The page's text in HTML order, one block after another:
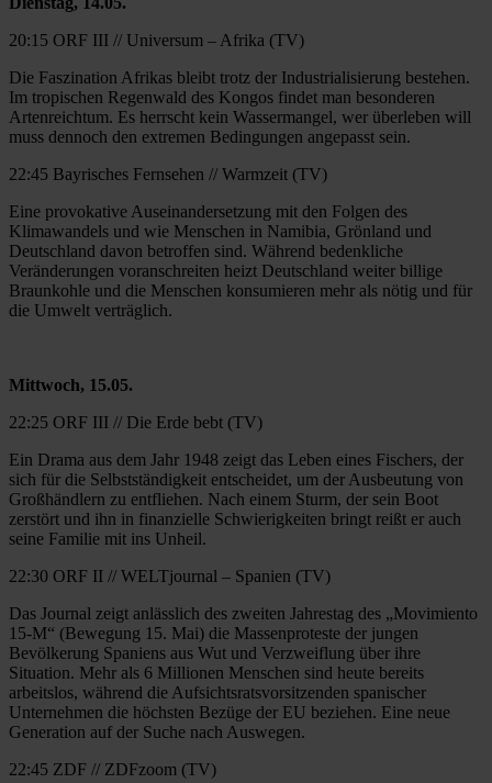
20:15 ORF III // Universum – Afrika (TV)
Die Faszination Afrikas bleibt trotz der Industrialisierung bestehen.
Im tropischen Regenwald des Kongos findet man besonderen
Artenreichtum. Es herrscht kein Wassermangel, wer überleben will
muss dennoch den extremen Bedingungen angepasst sein.
22:45 Bayrisches Fernsehen // Warmzeit (TV)
Eine provokative Auseinandersetzung mit den Folgen des
Klimawandels und wie Menschen in Namibia, Grönland und
Deutschland davon betroffen sind. Während bedenkliche
Veränderungen voranschreiten heizt Deutschland weiter billige
Braunkohle und die Menschen konsumieren mehr als nötig und für
die Umwelt verträglich.
Mittwoch, 15.05.
22:25 ORF III // Die Erde bebt (TV)
Ein Drama aus dem Jahr 1948 zeigt das Leben eines Fischers, der
sich für die Selbstständigkeit entscheidet, um der Ausbeutung von
Großhändlern zu entfliehen. Nach einem Sturm, der sein Boot
zerstört und ihn in finanzielle Schwierigkeiten bringt reißt er auch
seine Familie mit ins Unheil.
22:30 ORF II // WELTjournal – Spanien (TV)
Das Journal zeigt anlässlich des zweiten Jahrestag des „Movimiento
15-M“ (Bewegung 15. Mai) die Massenproteste der jungen
Bevölkerung Spaniens aus Wut und Verzweiflung über ihre
Situation. Mehr als 6 Millionen Menschen sind heute bereits
arbeitslos, während die Aufsichtsratsvorsitzenden spanischer
Unternehmen die höchsten Bezüge der EU beziehen. Eine neue
Generation auf der Suche nach Auswegen.
22:45 ZDF // ZDFzoom (TV)